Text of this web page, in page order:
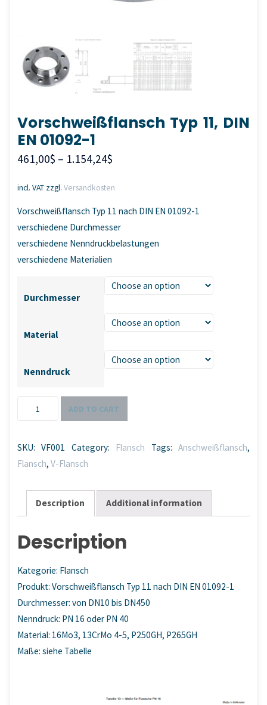
Vorschweißflansch Typ 11, DIN
EN 01092-1
461,00$ – 1.154,24$
incl. VAT zzgl. Versandkosten
Vorschweißflansch Typ 11 nach DIN EN 01092-1
verschiedene Durchmesser
verschiedene Nenndruckbelastungen
verschiedene Materialien
Durchmesser
Material
Nenndruck
Vorschweißflansch
DIN
EN
quantity
ADD TO CART
SKU:VF001 Category: Flansch Tags:Anschweißflansch,
Flansch, V-Flansch
Description Additional information
Description
Kategorie: Flansch
Produkt: Vorschweißflansch Typ 11 nach DIN EN 01092-1
Durchmesser: von DN10 bis DN450
Nenndruck: PN 16 oder PN 40
Material: 16Mo3, 13CrMo 4-5, P250GH, P265GH
Maße: siehe Tabelle